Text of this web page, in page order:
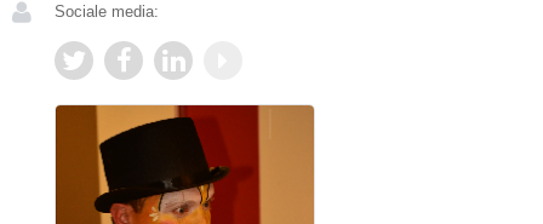
Sociale media: